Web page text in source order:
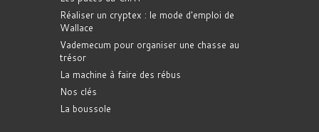
Réaliser un cryptex : le mode d'emploi de
Wallace
Vademecum pour organiser une chasse au
trésor
La machine à faire des rébus
Nos clés
La boussole